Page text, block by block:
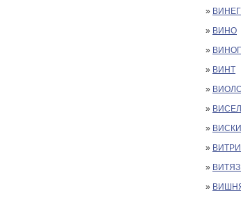
»
» ВИНО
»
» ВИНТ
»
»
» ВИСКИ
»
»
»